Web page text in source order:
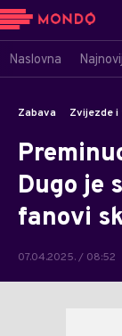
Naslovna
Zabava Zvijezde
Dugo je
fanovi
07.04.2025. / 08:52